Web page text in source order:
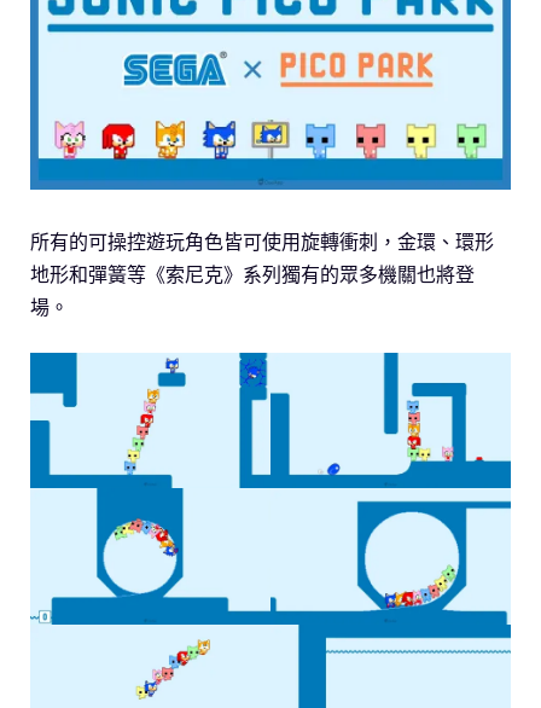
所有的可操控遊玩角色皆可使用旋轉衝刺，金環、環形
地形和彈簧等《索尼克》系列獨有的眾多機關也將登
場。